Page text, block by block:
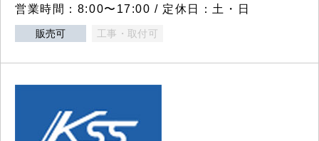
営業時間：8:00〜17:00 / 定休日：土・日
販売可 工事・取付可